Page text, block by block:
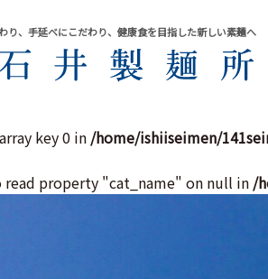
り、手延べにこだわり、健康食を目指した新しい素麺へ
key 0 in /home/ishiiseimen/
property "cat_name" on null in /